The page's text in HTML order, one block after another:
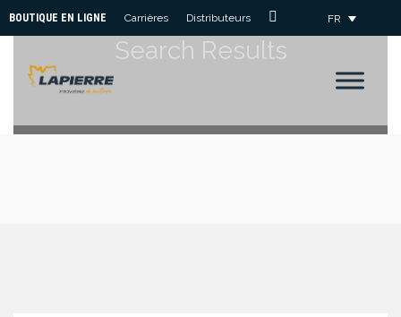
BOUTIQUE EN LIGNE Carrières
Distributeurs
Nous
Joindre
FR
Search Results